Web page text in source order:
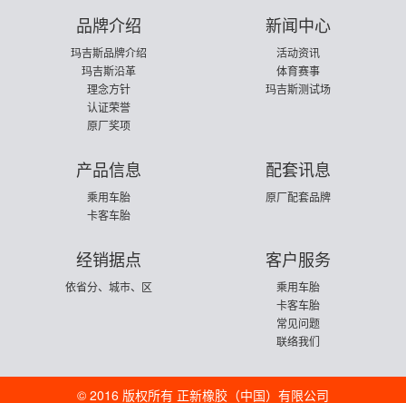
品牌介绍
玛吉斯品牌介绍
玛吉斯沿革
理念方针
认证荣誉
原厂奖项
新闻中心
活动资讯
体育赛事
玛吉斯测试场
产品信息
乘用车胎
卡客车胎
配套讯息
原厂配套品牌
经销据点
依省分、城市、区
客户服务
乘用车胎
卡客车胎
常见问题
联络我们
© 2016 版权所有 正新橡胶（中国）有限公司